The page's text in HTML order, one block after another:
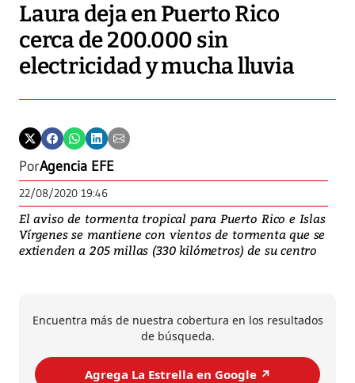
Laura deja en Puerto Rico
cerca de 200.000 sin
electricidad y mucha lluvia
PorAgencia EFE
22/08/2020 19:46
El aviso de tormenta tropical para Puerto Rico e Islas
Vírgenes se mantiene con vientos de tormenta que se
extienden a 205 millas (330 kilómetros) de su centro
Encuentra más de nuestra cobertura en los resultados
de búsqueda.
Agrega La Estrella en Google ↗️